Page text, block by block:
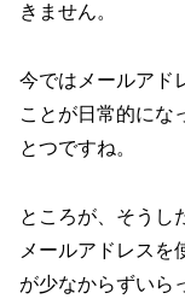
きません。
今ではメールアド
ことが日常的にな
とつですね。
ところが、そうし
メールアドレスを
が少なからずいら